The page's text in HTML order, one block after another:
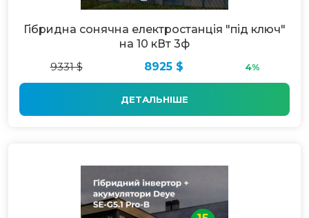
Гібридна сонячна електростанція "під ключ"
на 10 кВт 3ф
9331 $
8925 $ 4%
ДЕТАЛЬНІШЕ